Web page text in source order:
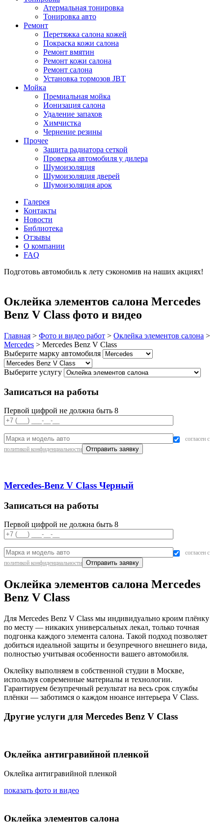
Атермальная тонировка
Тонировка авто
Ремонт
Перетяжка салона кожей
Покраска кожи салона
Ремонт вмятин
Ремонт кожи салона
Ремонт салона
Установка тормозов JBT
Мойка
Премиальная мойка
Ионизация салона
Удаление запахов
Химчистка
Чернение резины
Прочее
Защита радиатора сеткой
Проверка автомобиля у дилера
Шумоизоляция
Шумоизоляция дверей
Шумоизоляция арок
Галерея
Контакты
Новости
Библиотека
Отзывы
О компании
FAQ
Подготовь автомобиль к лету сэкономив на наших акциях!
Оклейка элементов салона Mercedes
Benz V Class фото и видео
Главная > Фото и видео работ > Оклейка элементов салона >
Mercedes > Mercedes Benz V Class
Выберите марку автомобиля
Выберите услугу
Записаться на работы
Первой цифрой не должна быть 8
согласен с
политикой конфиденциальности
Mercedes-Benz V Class Черный
Записаться на работы
Первой цифрой не должна быть 8
согласен с
политикой конфиденциальности
Оклейка элементов салона Mercedes
Benz V Class
Для Mercedes Benz V Class мы индивидуально кроим плёнку
по месту — никаких универсальных лекал, только точная
подгонка каждого элемента салона. Такой подход позволяет
добиться идеальной защиты и безупречного внешнего вида,
полностью учитывая особенности вашего автомобиля.
Оклейку выполняем в собственной студии в Москве,
используя современные материалы и технологии.
Гарантируем безупречный результат на весь срок службы
плёнки — заботимся о каждом нюансе интерьера V Class.
Другие услуги для Mercedes Benz V Class
Оклейка антигравийной пленкой
Оклейка антигравийной пленкой
показать фото и видео
Оклейка элементов салона